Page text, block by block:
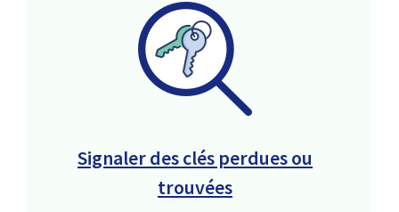
Signaler des clés perdues ou
trouvées